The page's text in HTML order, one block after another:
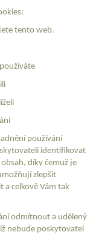
tento web.
používání
identifikovat
díky čemuž je
zlepšit
celkově Vám tak
odmítnout a udělený
nebude poskytovatel